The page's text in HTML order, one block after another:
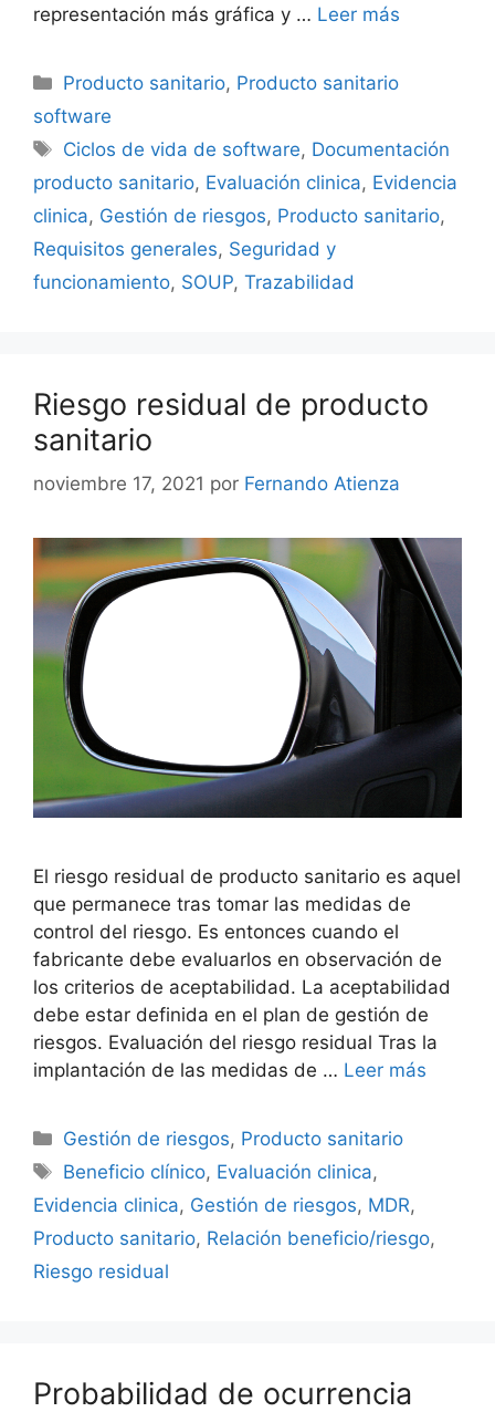
representación más gráfica y … Leer más
Producto sanitario, Producto sanitario
software
Ciclos de vida de software, Documentación
producto sanitario, Evaluación clinica, Evidencia
clinica, Gestión de riesgos, Producto sanitario,
Requisitos generales, Seguridad y
funcionamiento, SOUP, Trazabilidad
Riesgo residual de producto
sanitario
noviembre 17, 2021 por Fernando Atienza
El riesgo residual de producto sanitario es aquel
que permanece tras tomar las medidas de
control del riesgo. Es entonces cuando el
fabricante debe evaluarlos en observación de
los criterios de aceptabilidad. La aceptabilidad
debe estar definida en el plan de gestión de
riesgos. Evaluación del riesgo residual Tras la
implantación de las medidas de … Leer más
Gestión de riesgos, Producto sanitario
Beneficio clínico, Evaluación clinica,
Evidencia clinica, Gestión de riesgos, MDR,
Producto sanitario, Relación beneficio/riesgo,
Riesgo residual
Probabilidad de ocurrencia